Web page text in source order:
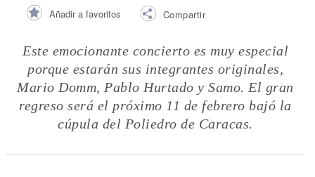
Añadir a favoritos Compartir
Este emocionante concierto es muy especial
porque estarán sus integrantes originales,
Mario Domm, Pablo Hurtado y Samo. El gran
regreso será el próximo 11 de febrero bajó la
cúpula del Poliedro de Caracas.